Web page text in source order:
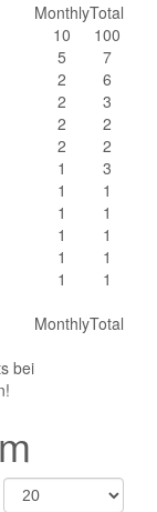
MonthlyTotal
10
100
5
7
2
6
2
3
2
2
2
2
1
3
1
1
1
1
1
1
1
1
1
1
MonthlyTotal
bei